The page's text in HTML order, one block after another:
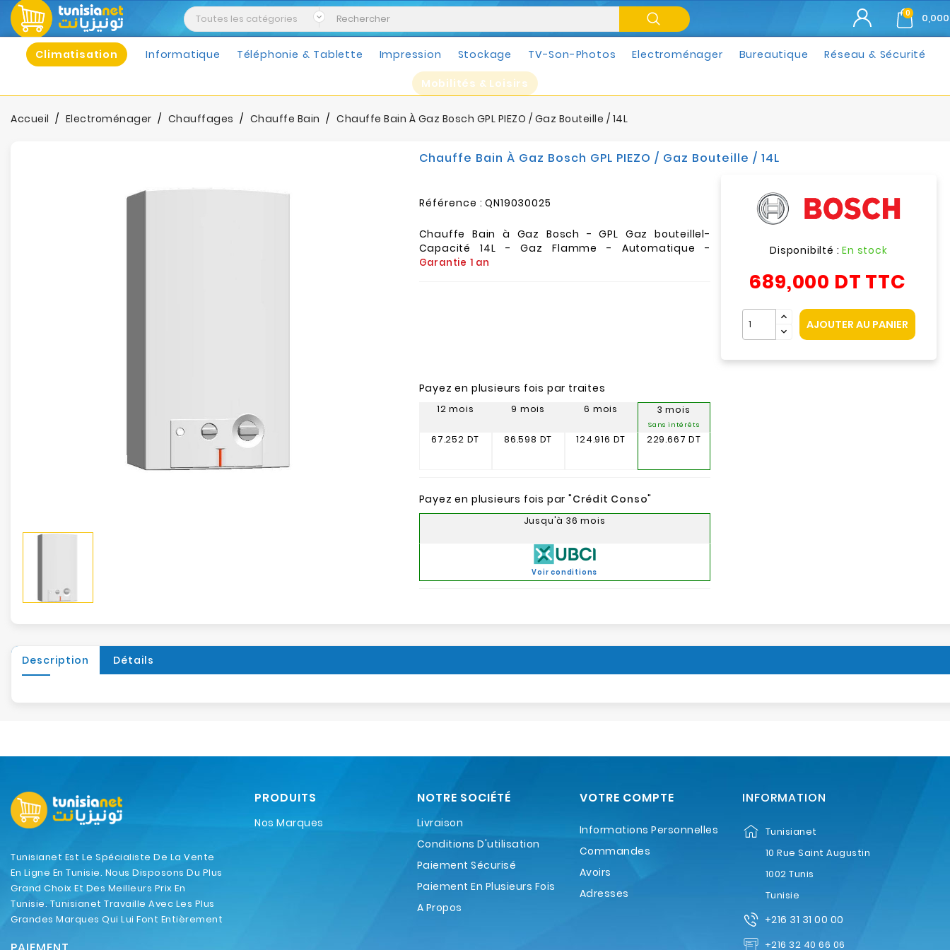
0
Climatisation Informatique Téléphonie & Tablette Impression Stockage TV-Son-Photos Electroménager Bureautique Réseau & Sécurité
Mobilités & Loisirs
Accueil Electroménager Chauffages Chauffe Bain Chauffe Bain À Gaz Bosch GPL PIEZO / Gaz Bouteille / 14L
Chauffe Bain À Gaz Bosch GPL PIEZO / Gaz Bouteille / 14L
Référence : QN19030025
Chauffe Bain à Gaz Bosch - GPL Gaz bouteillel-
Capacité 14L - Gaz Flamme - Automatique -
Garantie 1 an
Disponibilté :En stock
689,000 DT TTC
AJOUTER AU PANIER
Payez en plusieurs fois par traites
12 mois
67.252 DT
9 mois
86.598 DT
6 mois
124.916 DT
3 mois
Sans intérêts
229.667 DT
Payez en plusieurs fois par "Crédit Conso"
Jusqu'à 36 mois
Voir conditions
Description Détails
Tunisianet Est Le Spécialiste De La Vente
En Ligne En Tunisie. Nous Disposons Du Plus
Grand Choix Et Des Meilleurs Prix En
Tunisie. Tunisianet Travaille Avec Les Plus
Grandes Marques Qui Lui Font Entièrement
PRODUITS
Nos Marques
NOTRE SOCIÉTÉ
Livraison
Conditions D'utilisation
Paiement Sécurisé
Paiement En Plusieurs Fois
A Propos
VOTRE COMPTE
Informations Personnelles
Commandes
Avoirs
Adresses
INFORMATION
Tunisianet
10 Rue Saint Augustin
1002 Tunis
Tunisie
+216 31 31 00 00
+216 32 40 66 06